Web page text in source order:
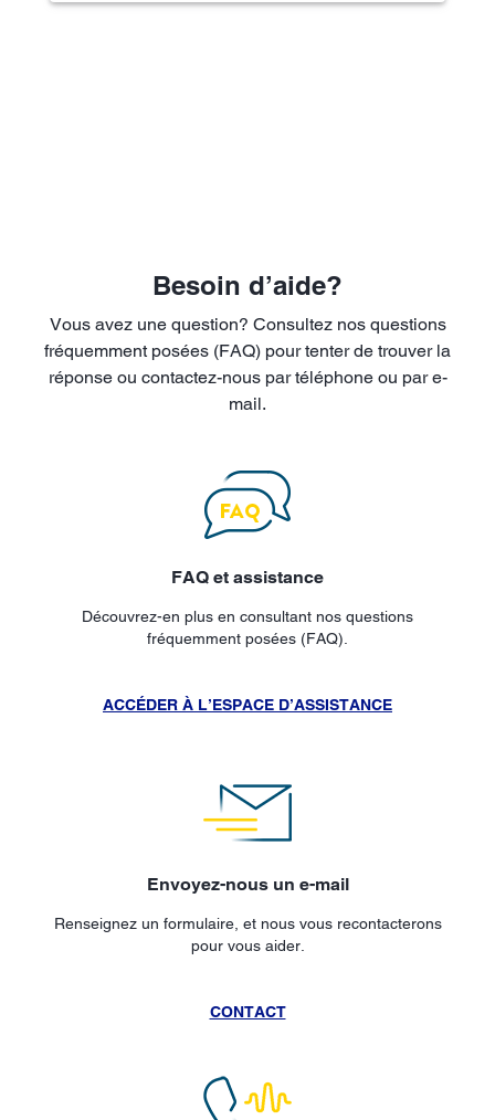
Besoin d’aide?
Vous avez une question? Consultez nos questions
fréquemment posées (FAQ) pour tenter de trouver la
réponse ou contactez-nous par téléphone ou par e-
mail.
FAQ et assistance
Découvrez-en plus en consultant nos questions
fréquemment posées (FAQ).
ACCÉDER À L’ESPACE D’ASSISTANCE
Envoyez-nous un e-mail
Renseignez un formulaire, et nous vous recontacterons
pour vous aider.
CONTACT